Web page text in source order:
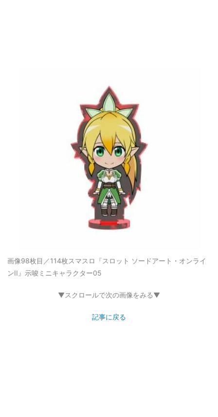
画像98枚目／114枚スマスロ『スロット ソードアート・オンライ
ンII』示唆ミニキャラクター05
▼スクロールで次の画像をみる▼
記事に戻る